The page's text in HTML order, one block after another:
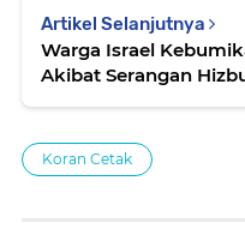
Artikel Selanjutnya
Warga Israel
Akibat Serangan
Koran Cetak